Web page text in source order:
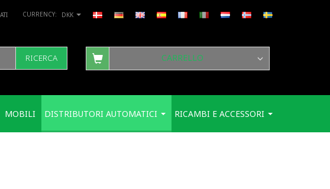
DKK
RICERCA CARRELLO
MOBILI DISTRIBUTORI AUTOMATICI RICAMBI E ACCESSORI